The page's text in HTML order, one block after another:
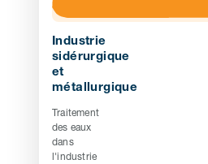
Industrie
sidérurgique
et
métallurgique
Traitement
des eaux
dans
l'industrie